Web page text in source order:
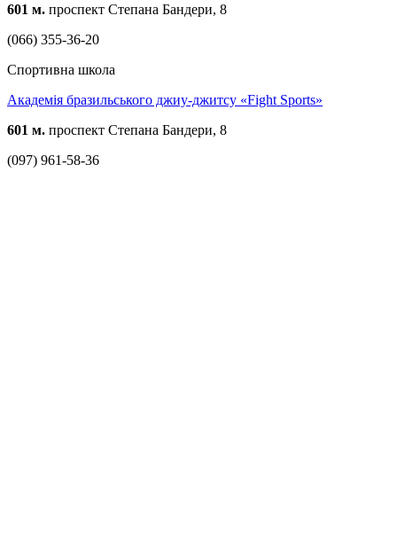
601 м. проспект Степана Бандери, 8
(066) 355-36-20
Спортивна школа
Академія бразильського джиу-джитсу «Fight Sports»
601 м. проспект Степана Бандери, 8
(097) 961-58-36